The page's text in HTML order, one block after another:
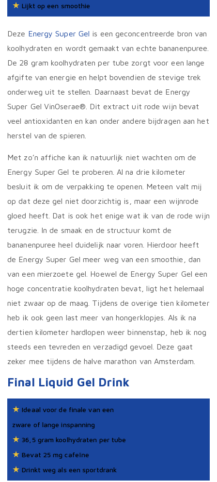
★ Lijkt op een smoothie
Deze Energy Super Gel is een geconcentreerde bron van
koolhydraten en wordt gemaakt van echte bananenpuree.
De 28 gram koolhydraten per tube zorgt voor een lange
afgifte van energie en helpt bovendien de stevige trek
onderweg uit te stellen. Daarnaast bevat de Energy
Super Gel VinOserae®. Dit extract uit rode wijn bevat
veel antioxidanten en kan onder andere bijdragen aan het
herstel van de spieren.
Met zo’n affiche kan ik natuurlijk niet wachten om de
Energy Super Gel te proberen. Al na drie kilometer
besluit ik om de verpakking te openen. Meteen valt mij
op dat deze gel niet doorzichtig is, maar een wijnrode
gloed heeft. Dat is ook het enige wat ik van de rode wijn
terugzie. In de smaak en de structuur komt de
bananenpuree heel duidelijk naar voren. Hierdoor heeft
de Energy Super Gel meer weg van een smoothie, dan
van een mierzoete gel. Hoewel de Energy Super Gel een
hoge concentratie koolhydraten bevat, ligt het helemaal
niet zwaar op de maag. Tijdens de overige tien kilometer
heb ik ook geen last meer van hongerklopjes. Als ik na
dertien kilometer hardlopen weer binnenstap, heb ik nog
steeds een tevreden en verzadigd gevoel. Deze gaat
zeker mee tijdens de halve marathon van Amsterdam.
Final Liquid Gel Drink
★ Ideaal voor de finale van een
zware of lange inspanning
★ 36,5 gram koolhydraten per tube
★ Bevat 25 mg cafeïne
★ Drinkt weg als een sportdrank